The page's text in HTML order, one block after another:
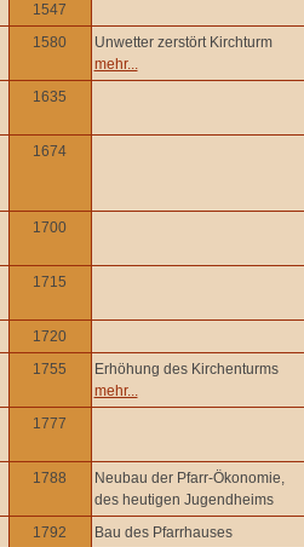
1547
1580
Unwetter zerstört Kirchturm
mehr...
1635
1674
1700
1715
1720
1755
Erhöhung des Kirchenturms
mehr...
1777
1788
Neubau der Pfarr-Ökonomie,
des heutigen Jugendheims
1792
Bau des Pfarrhauses